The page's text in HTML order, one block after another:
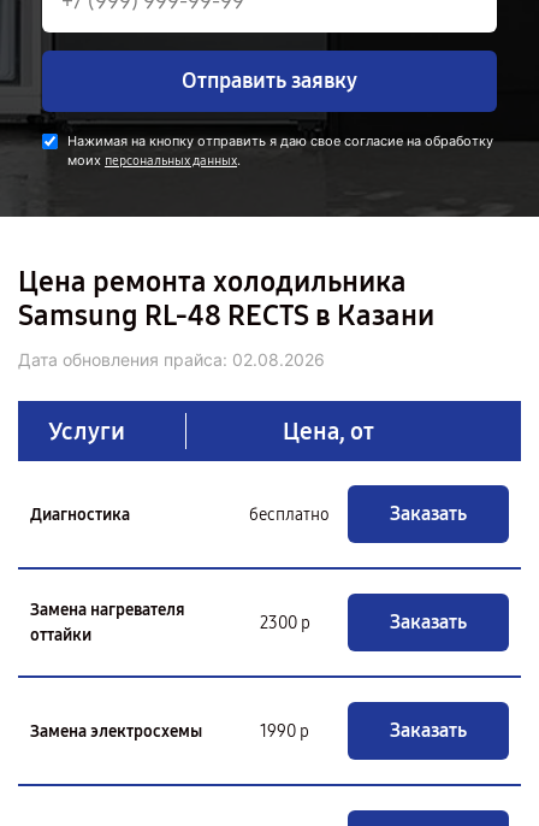
Отправить заявку
Нажимая на кнопку отправить я даю свое согласие на обработку
моих персональных данных.
Цена ремонта холодильника
Samsung RL-48 RECTS в Казани
Дата обновления прайса: 02.08.2026
Услуги Цена, от
Диагностика бесплатно Заказать
Замена нагревателя
оттайки
2300 р Заказать
Замена электросхемы 1990 р Заказать